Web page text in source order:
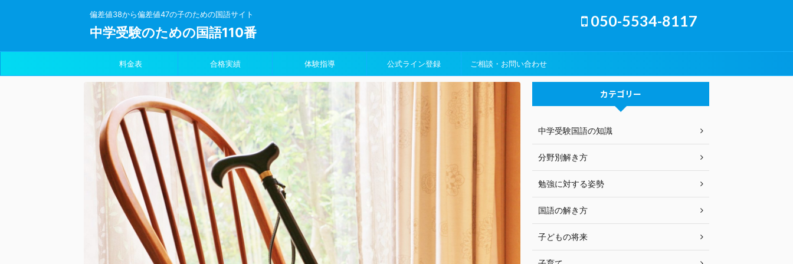
偏差値38から偏差値47の子のための国語サイト
中学受験のための国語110番
050-5534-8117
料金表 合格実績 体験指導 公式ライン登録 ご相談・お問い合わせ
カテゴリー
中学受験国語の知識
分野別解き方
勉強に対する姿勢
国語の解き方
子どもの将来